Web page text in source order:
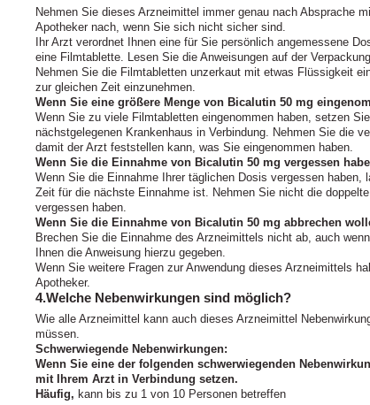
Nehmen Sie dieses Arzneimittel immer genau nach Absprache
Apotheker nach, wenn Sie sich nicht sicher sind.
Ihr Arzt verordnet Ihnen eine für Sie persönlich angemessene
eine Filmtablette. Lesen Sie die Anweisungen auf der
Nehmen Sie die Filmtabletten unzerkaut mit etwas Flüssigkeit
zur gleichen Zeit einzunehmen.
Wenn Sie eine größere Menge von Bicalutin 50 mg
Wenn Sie zu viele Filmtabletten eingenommen haben, setzen
nächstgelegenen Krankenhaus in Verbindung. Nehmen Sie die
damit der Arzt feststellen kann, was Sie eingenommen haben.
Wenn Sie die Einnahme von Bicalutin 50 mg vergessen
Wenn Sie die Einnahme Ihrer täglichen Dosis vergessen
Zeit für die nächste Einnahme ist. Nehmen Sie nicht die
vergessen haben.
Wenn Sie die Einnahme von Bicalutin 50 mg abbrechen
Brechen Sie die Einnahme des Arzneimittels nicht ab, auch
Ihnen die Anweisung hierzu gegeben.
Wenn Sie weitere Fragen zur Anwendung dieses Arzneimittels
Apotheker.
4.Welche Nebenwirkungen sind möglich?
Wie alle Arzneimittel kann auch dieses Arzneimittel
müssen.
Schwerwiegende Nebenwirkungen:
Wenn Sie eine der folgenden schwerwiegenden
mit Ihrem Arzt in Verbindung setzen.
Häufig, kann bis zu 1 von 10 Personen betreffen